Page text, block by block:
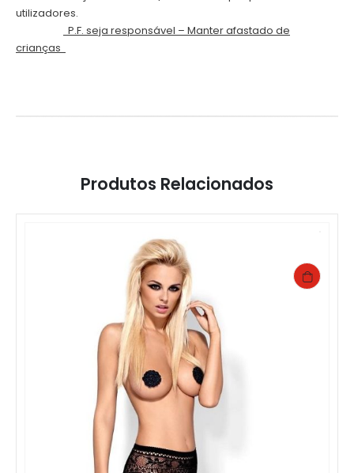
utilizadores.
P.F. seja responsável – Manter afastado de
crianças
Produtos Relacionados